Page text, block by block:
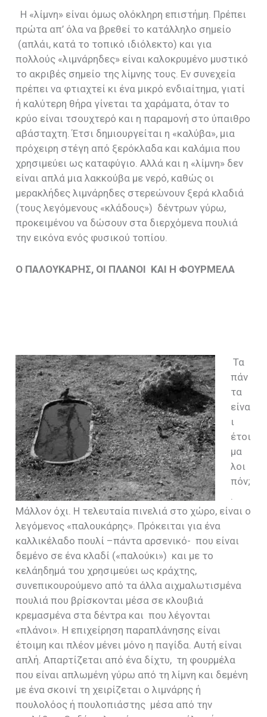
Η «λίμνη» είναι όμως ολόκληρη επιστήμη. Πρέπει
πρώτα απ’ όλα να βρεθεί το κατάλληλο σημείο
(απλάι, κατά το τοπικό ιδιόλεκτο) και για
πολλούς «λιμνάρηδες» είναι καλοκρυμένο μυστικό
το ακριβές σημείο της λίμνης τους. Εν συνεχεία
πρέπει να φτιαχτεί κι ένα μικρό ενδιαίτημα, γιατί
ή καλύτερη θήρα γίνεται τα χαράματα, όταν το
κρύο είναι τσουχτερό και η παραμονή στο ύπαιθρο
αβάσταχτη. Έτσι δημιουργείται η «καλύβα», μια
πρόχειρη στέγη από ξερόκλαδα και καλάμια που
χρησιμεύει ως καταφύγιο. Αλλά και η «λίμνη» δεν
είναι απλά μια λακκούβα με νερό, καθώς οι
μερακλήδες λιμνάρηδες στερεώνουν ξερά κλαδιά
(τους λεγόμενους «κλάδους») δέντρων γύρω,
προκειμένου να δώσουν στα διερχόμενα πουλιά
την εικόνα ενός φυσικού τοπίου.
Ο ΠΑΛΟΥΚΑΡΗΣ, ΟΙ ΠΛΑΝΟΙ ΚΑΙ Η ΦΟΥΡΜΕΛΑ
Τα
πάν
τα
είνα
ι
έτοι
μα
λοι
πόν;
.
Μάλλον όχι. Η τελευταία πινελιά στο χώρο, είναι ο
λεγόμενος «παλουκάρης». Πρόκειται για ένα
καλλικέλαδο πουλί –πάντα αρσενικό- που είναι
δεμένο σε ένα κλαδί («παλούκι») και με το
κελάηδημά του χρησιμεύει ως κράχτης,
συνεπικουρούμενο από τα άλλα αιχμαλωτισμένα
πουλιά που βρίσκονται μέσα σε κλουβιά
κρεμασμένα στα δέντρα και που λέγονται
«πλάνοι». Η επιχείρηση παραπλάνησης είναι
έτοιμη και πλέον μένει μόνο η παγίδα. Αυτή είναι
απλή. Απαρτίζεται από ένα δίχτυ, τη φουρμέλα
που είναι απλωμένη γύρω από τη λίμνη και δεμένη
με ένα σκοινί τη χειρίζεται ο λιμνάρης ή
πουλολόος ή πουλοπιάστης μέσα από την